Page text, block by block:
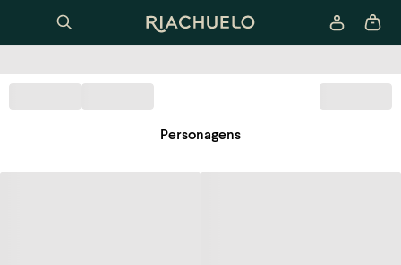
Personagens